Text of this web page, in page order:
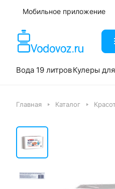
Мобильное приложение
Вода 19 литровКулеры
Главная Каталог